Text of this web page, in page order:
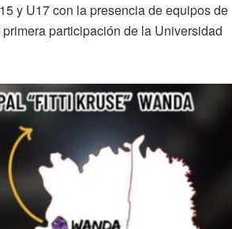
y U17 con la presencia de equipos de
participación de la Universidad